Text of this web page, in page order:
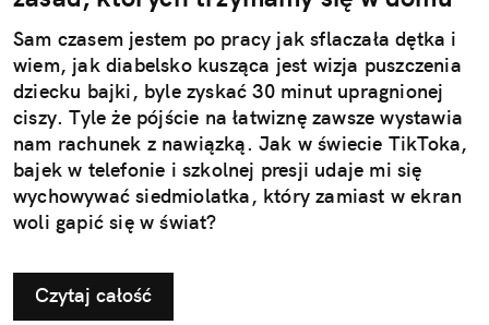
Sam czasem jestem po pracy jak sflaczała dętka i
wiem, jak diabelsko kusząca jest wizja puszczenia
dziecku bajki, byle zyskać 30 minut upragnionej
ciszy. Tyle że pójście na łatwiznę zawsze wystawia
nam rachunek z nawiązką. Jak w świecie TikToka,
bajek w telefonie i szkolnej presji udaje mi się
wychowywać siedmiolatka, który zamiast w ekran
woli gapić się w świat?
Czytaj całość